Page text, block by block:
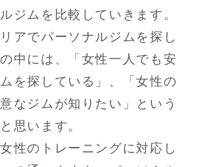
ジムを比較していきます。
アでパーソナルジムを探し
中には、「女性一人でも安
を探している」、「女性の
なジムが知りたい」という
思います。
性のトレーニングに対応し